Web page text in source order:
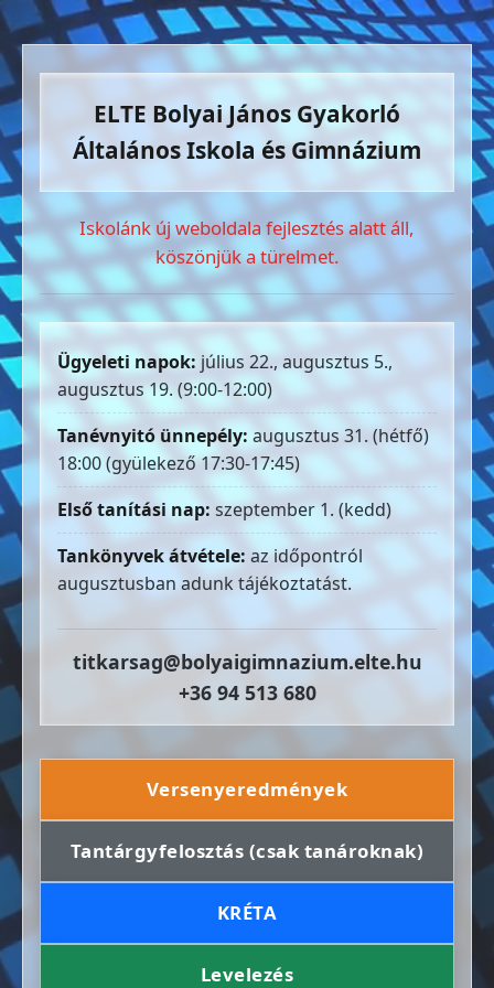
ELTE Bolyai János Gyakorló
Általános Iskola és Gimnázium
Iskolánk új weboldala fejlesztés alatt áll,
köszönjük a türelmet.
Ügyeleti napok: július 22., augusztus 5.,
augusztus 19. (9:00-12:00)
Tanévnyitó ünnepély: augusztus 31. (hétfő)
18:00 (gyülekező 17:30-17:45)
Első tanítási nap: szeptember 1. (kedd)
Tankönyvek átvétele: az időpontról
augusztusban adunk tájékoztatást.
titkarsag@bolyaigimnazium.elte.hu
+36 94 513 680
Versenyeredmények
Tantárgyfelosztás (csak tanároknak)
KRÉTA
Levelezés